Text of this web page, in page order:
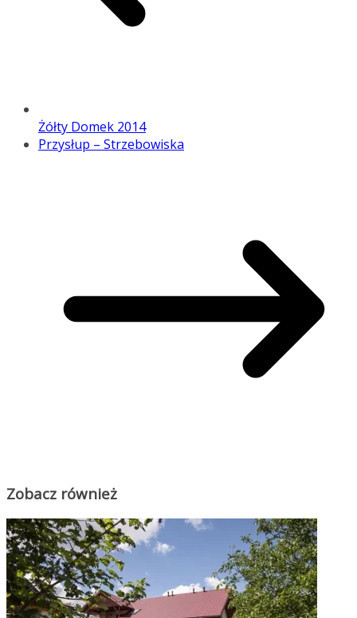
Żółty Domek 2014
Przysłup – Strzebowiska
Zobacz również